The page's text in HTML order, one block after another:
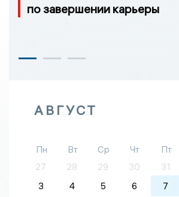
по завершении карьеры
АВГУСТ
Пн Вт Ср Чт Пт
27
28 29 30 31
3
4 5 6 7